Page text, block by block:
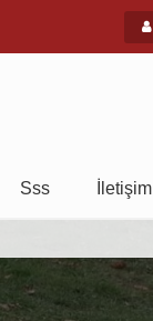
Sss İletişim